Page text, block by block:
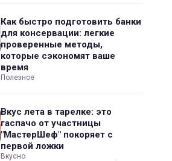
Как быстро подготовить банки
для консервации: легкие
проверенные методы,
которые сэкономят ваше
время
Полезное
Вкус лета в тарелке: это
гаспачо от участницы
"МастерШеф" покоряет с
первой ложки
Вкусно